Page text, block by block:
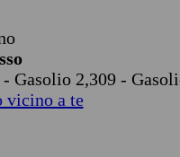
Gasolio 2,309 -
vicino a te